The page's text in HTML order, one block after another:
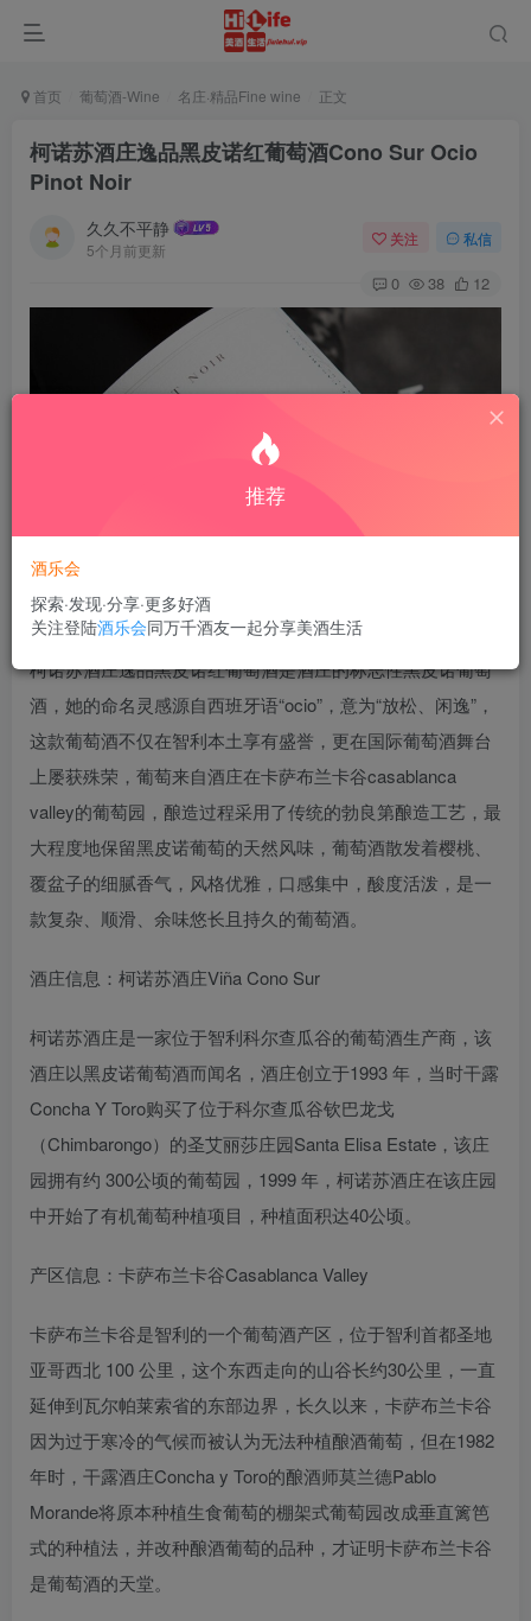
首页 葡萄酒-Wine 名庄·精品Fine wine 正文
柯诺苏酒庄逸品黑皮诺红葡萄酒Cono Sur Ocio
Pinot Noir
久久不平静
5个月前更新
关注 私信
0 38 12
柯诺苏酒庄逸品黑皮诺红葡萄酒是酒庄的标志性黑皮诺葡萄
酒，她的命名灵感源自西班牙语“ocio”，意为“放松、闲逸”，
这款葡萄酒不仅在智利本土享有盛誉，更在国际葡萄酒舞台
上屡获殊荣，葡萄来自酒庄在卡萨布兰卡谷casablanca
valley的葡萄园，酿造过程采用了传统的勃良第酿造工艺，最
大程度地保留黑皮诺葡萄的天然风味，葡萄酒散发着樱桃、
覆盆子的细腻香气，风格优雅，口感集中，酸度活泼，是一
款复杂、顺滑、余味悠长且持久的葡萄酒。
酒庄信息：柯诺苏酒庄Viña Cono Sur
柯诺苏酒庄是一家位于智利科尔查瓜谷的葡萄酒生产商，该
酒庄以黑皮诺葡萄酒而闻名，酒庄创立于1993 年，当时干露
Concha Y Toro购买了位于科尔查瓜谷钦巴龙戈
（Chimbarongo）的圣艾丽莎庄园Santa Elisa Estate，该庄
园拥有约 300公顷的葡萄园，1999 年，柯诺苏酒庄在该庄园
中开始了有机葡萄种植项目，种植面积达40公顷。
产区信息：卡萨布兰卡谷Casablanca Valley
卡萨布兰卡谷是智利的一个葡萄酒产区，位于智利首都圣地
亚哥西北 100 公里，这个东西走向的山谷长约30公里，一直
延伸到瓦尔帕莱索省的东部边界，长久以来，卡萨布兰卡谷
因为过于寒冷的气候而被认为无法种植酿酒葡萄，但在1982
年时，干露酒庄Concha y Toro的酿酒师莫兰德Pablo
Morande将原本种植生食葡萄的棚架式葡萄园改成垂直篱笆
式的种植法，并改种酿酒葡萄的品种，才证明卡萨布兰卡谷
是葡萄酒的天堂。
推荐
酒乐会
探索·发现·分享·更多好酒
关注登陆酒乐会同万千酒友一起分享美酒生活